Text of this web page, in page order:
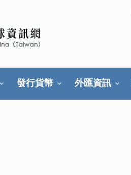
發行貨幣 外匯資訊